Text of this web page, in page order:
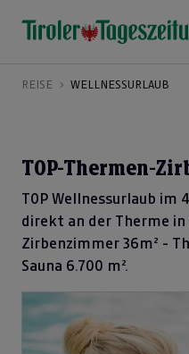
REISE WELLNESSURLAUB
TOP-Thermen-
TOP Wellnessurlaub im
direkt an der Therme in
Zirbenzimmer 36m² -
Sauna 6.700 m².